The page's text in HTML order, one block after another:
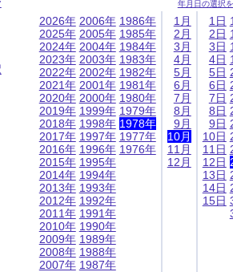
年月日の選択
2026年
2025年
2024年
2023年
2022年
2021年
2020年
2019年
2018年
2017年
2016年
2015年
2014年
2013年
2012年
2011年
2010年
2009年
2008年
2007年
2006年
2005年
2004年
2003年
2002年
2001年
2000年
1999年
1998年
1997年
1996年
1995年
1994年
1993年
1992年
1991年
1990年
1989年
1988年
1987年
1986年
1985年
1984年
1983年
1982年
1981年
1980年
1979年
1978年
1977年
1976年
1月
2月
3月
4月
5月
6月
7月
8月
9月
10月
11月
12月
1日
2日
3日
4日
5日
6日
7日
8日
9日
10日
11日
12日
13日
14日
15日